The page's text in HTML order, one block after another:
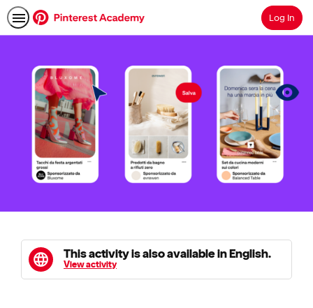
SearchLog In
This activity is also available in English.
View activity